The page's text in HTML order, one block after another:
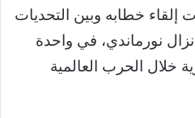
إلقاء خطابه وبين التحديات
نورماندي، في واحدة
خلال الحرب العالمية